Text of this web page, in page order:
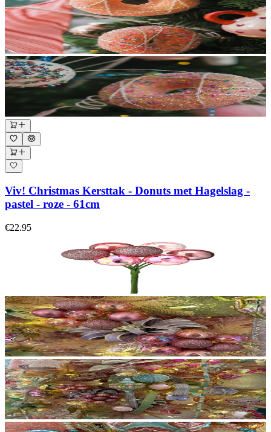
Viv! Christmas Kersttak - Donuts met Hagelslag -
pastel - roze - 61cm
€22.95